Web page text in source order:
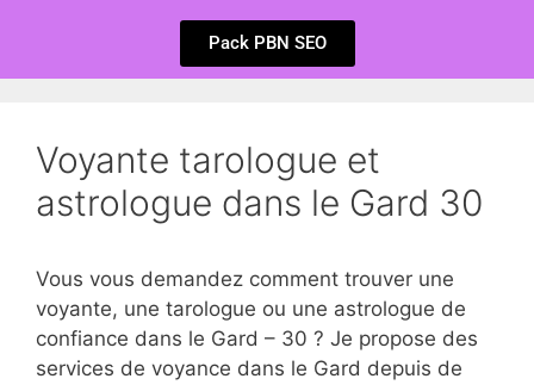
Pack PBN SEO
Voyante tarologue et
astrologue dans le Gard 30
Vous vous demandez comment trouver une
voyante, une tarologue ou une astrologue de
confiance dans le Gard – 30 ? Je propose des
services de voyance dans le Gard depuis de